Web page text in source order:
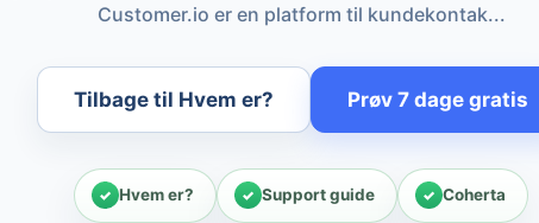
Customer.io er en platform til kundekontak...
Tilbage til Hvem er? Prøv 7 dage gratis
Hvem er? Support guide Coherta